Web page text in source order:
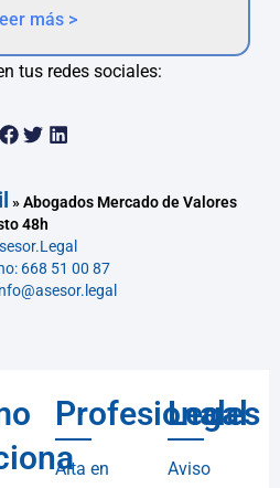
más >
tus redes sociales:
»Abogados Mercado de Valores
48h
668 51 00 87
Profesionales
Alta en
Legal
Aviso